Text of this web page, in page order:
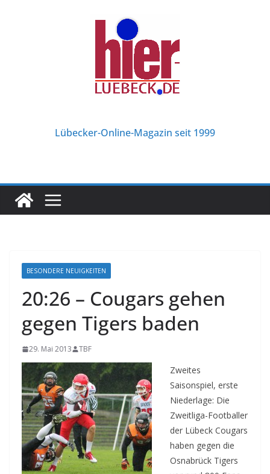
Lübecker-Online-Magazin seit 1999
BESONDERE NEUIGKEITEN
20:26 – Cougars gehen
gegen Tigers baden
29. Mai 2013 TBF
Zweites
Saisonspiel, erste
Niederlage: Die
Zweitliga-Footballer
der Lübeck Cougars
haben gegen die
Osnabrück Tigers